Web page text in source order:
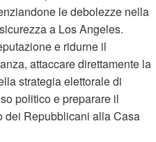
le debolezze nella
a Los Angeles.
e ridurne il
attaccare direttamente la
strategia elettorale di
politico e preparare il
dei Repubblicani alla Casa